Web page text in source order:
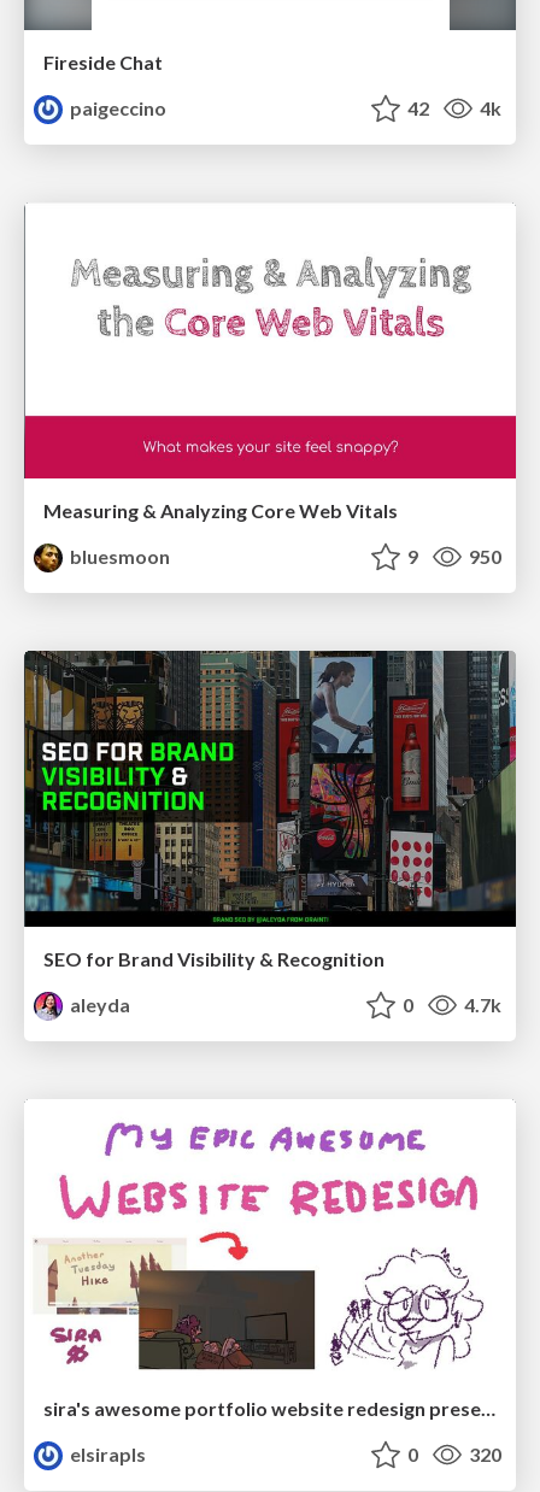
Fireside Chat
paigeccino
42 4k
Measuring & Analyzing Core Web Vitals
bluesmoon
9 950
SEO for Brand Visibility & Recognition
aleyda
0 4.7k
sira's awesome portfolio website redesign presentation
elsirapls
0 320